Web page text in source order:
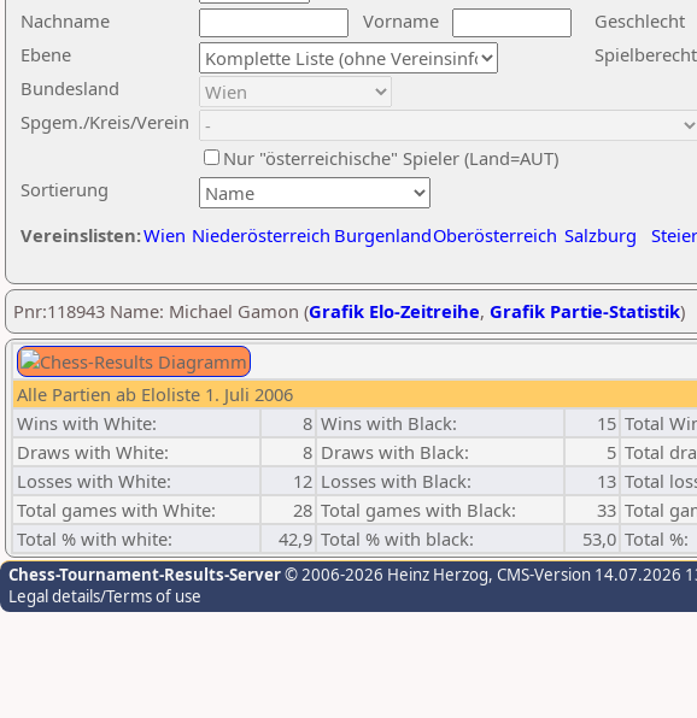
Nachname
Vorname
Ebene
Sortierung
Bundesland
Spgem./Kreis/Verein
Geschlecht
Nur "österreichische" Spieler (Land=AUT)
Vereinslisten:Wien Niederösterreich BurgenlandOberösterreich Salzburg
Pnr:118943 Name: Michael Gamon (Grafik Elo-Zeitreihe, Grafik Partie-Statistik)
Alle Partien ab Eloliste 1. Juli 2006
Wins with White:
8 Wins with Black: 15 Total
Draws with White:
8 Draws with Black: 5 Total
Losses with White:
12 Losses with Black: 13 Total
Total games with White:
28 Total games with Black: 33 Total
Total % with white:
42,9 Total % with black: 53,0 Total %:
Chess-Tournament-Results-Server© 2006-2026 Heinz Herzog, CMS-Version 14.07.2026
Legal details/Terms of use